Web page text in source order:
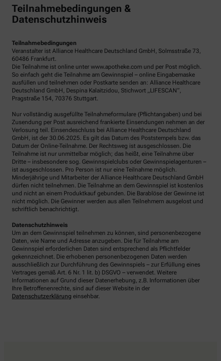
Teilnahmebedingungen &
Datenschutzhinweis
Teilnahmebedingungen
Veranstalter ist Alliance Healthcare Deutschland GmbH, Solmsstraße 73,
60486 Frankfurt.
Die Teilnahme ist online unter www.apotheke.com und per Post möglich.
So einfach geht die Teilnahme am Gewinnspiel – online Eingabemaske
ausfüllen und teilnehmen oder Postkarte senden an: Alliance Healthcare
Deutschland GmbH, Despina Kalaitzidou, Stichwort „LIFESCAN“,
Pragstraße 154, 70376 Stuttgart.
Nur vollständig ausgefüllte Teilnahmeformulare (Pflichtangaben) und bei
Zusendung per Post ausreichend frankierte Einsendungen nehmen an der
Verlosung teil. Einsendeschluss bei Alliance Healthcare Deutschland
GmbH, ist der 30.06.2025. Es gilt das Datum des Poststempels bzw. das
Datum der Online-Teilnahme. Der Rechtsweg ist ausgeschlossen. Die
Teilnahme ist nur unmittelbar möglich; das heißt, eine Teilnahme über
Dritte – insbesondere sog. Gewinnspielclubs oder Gewinnspielagenturen –
ist ausgeschlossen. Pro Person ist nur eine Teilnahme möglich.
Minderjährige und Mitarbeiter der Alliance Healthcare Deutschland GmbH
dürfen nicht teilnehmen. Die Teilnahme an dem Gewinnspiel ist kostenlos
und nicht an einem Produktkauf gebunden. Die Barablöse der Gewinne ist
nicht möglich. Die Gewinner werden aus allen Teilnehmern ausgelost und
schriftlich benachrichtigt.
Datenschutzhinweis
Um an dem Gewinnspiel teilnehmen zu können, sind personenbezogene
Daten, wie Name und Adresse anzugeben. Die für Teilnahme am
Gewinnspiel erforderlichen Daten sind entsprechend als Pflichtfelder
gekennzeichnet. Die erhobenen personenbezogenen Daten werden
ausschließlich zur Durchführung des Gewinnspiels – zur Erfüllung eines
Vertrages gemäß Art. 6 Nr. 1 lit. b) DSGVO – verwendet. Weitere
Informationen auf Grund dieser Datenerhebung, z.B. Informationen über
Ihre Betroffenenrechte, sind auf dieser Website in der
Datenschutzerklärung einsehbar.